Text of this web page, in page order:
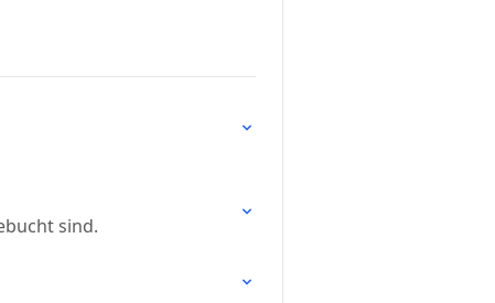
sind.